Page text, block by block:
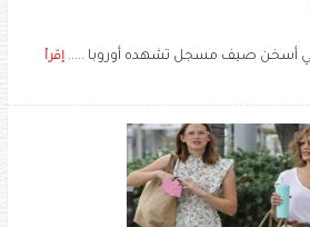
في أسخن صيف مسجل تشهده أوروبا ..... إقرأ